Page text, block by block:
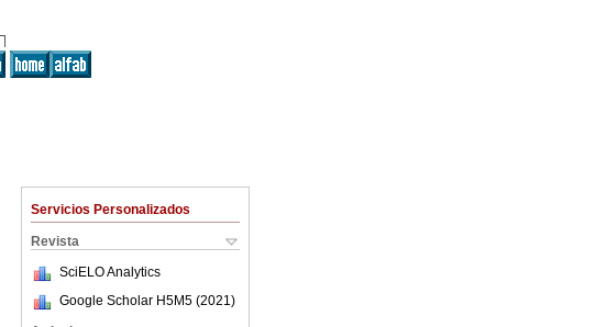
Servicios Personalizados
Revista
SciELO Analytics
Google Scholar H5M5 (2021 )